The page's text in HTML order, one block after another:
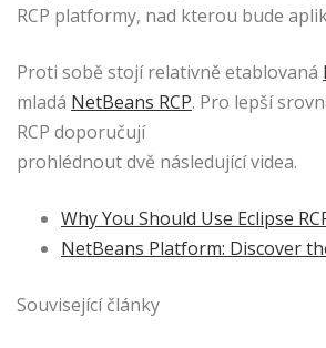
RCP platformy, nad kterou bude
Proti sobě stojí relativně etablovaná
mladá NetBeans RCP. Pro lepší
RCP doporučují
prohlédnout dvě následující videa.
Why You Should Use Eclipse
NetBeans Platform: Discover
Související články